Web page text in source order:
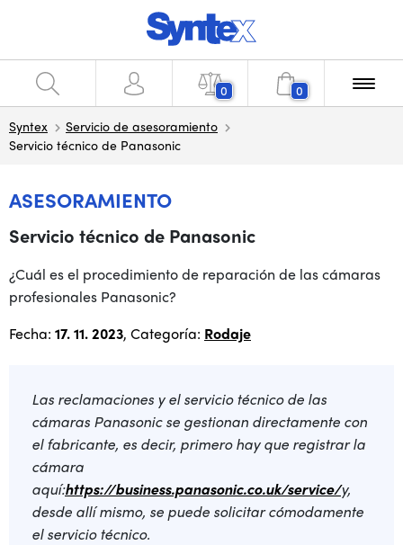
0 0
Syntex
Servicio de asesoramiento
Servicio técnico de Panasonic
ASESORAMIENTO
Servicio técnico de Panasonic
¿Cuál es el procedimiento de reparación de las cámaras
profesionales Panasonic?
Fecha: 17. 11. 2023, Categoría: Rodaje
Las reclamaciones y el servicio técnico de las
cámaras Panasonic se gestionan directamente con
el fabricante, es decir, primero hay que registrar la
cámara
aquí:https://business.panasonic.co.uk/service/y,
desde allí mismo, se puede solicitar cómodamente
el servicio técnico.